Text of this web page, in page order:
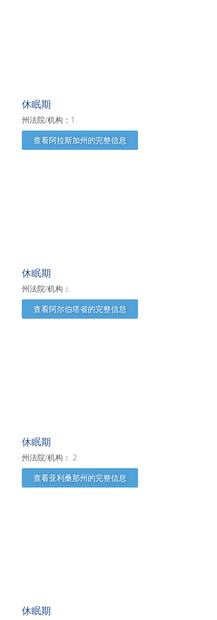
休眠期
州法院/机构：1
查看阿拉斯加州的完整信息
休眠期
州法院/机构：
查看阿尔伯塔省的完整信息
休眠期
州法院/机构： 2
查看亚利桑那州的完整信息
休眠期